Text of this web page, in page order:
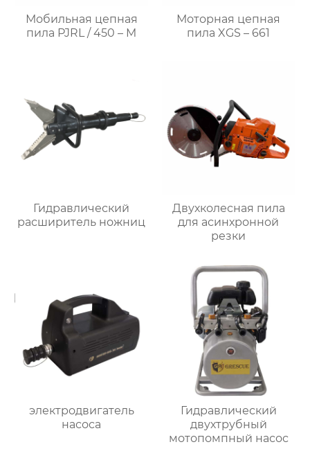
Мобильная цепная
пила PJRL / 450 – M
Моторная цепная
пила XGS – 661
Гидравлический
расширитель ножниц
Двухколесная пила
для асинхронной
резки
электродвигатель
насоса
Гидравлический
двухтрубный
мотопомпный насос